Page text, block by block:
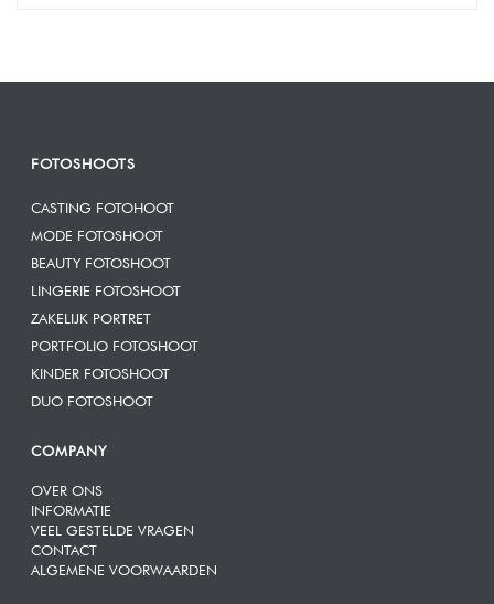
FOTOSHOOTS
CASTING FOTOHOOT
MODE FOTOSHOOT
BEAUTY FOTOSHOOT
LINGERIE FOTOSHOOT
ZAKELIJK PORTRET
PORTFOLIO FOTOSHOOT
KINDER FOTOSHOOT
DUO FOTOSHOOT
COMPANY
OVER ONS
INFORMATIE
VEEL GESTELDE VRAGEN
CONTACT
ALGEMENE VOORWAARDEN